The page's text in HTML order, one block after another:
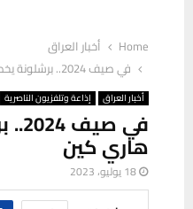
Home
أخبار العراق
في صيف 2024.. برشلونة يخطط لضم هاري كين
أخبار العراق إذاعة وتلفزيون الناصرية
في
هاري كين
18 يوليو، 2023